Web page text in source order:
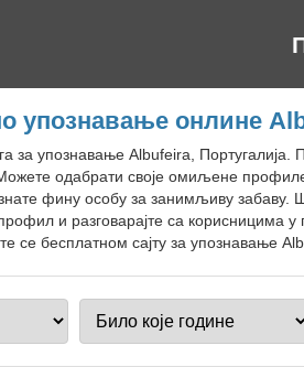
упознавање онлине
за упознавање Albufeira,
одабрати своје омиљене
фину особу за занимљиву забаву.
и разговарајте са корисницима
бесплатном сајту за упознавање